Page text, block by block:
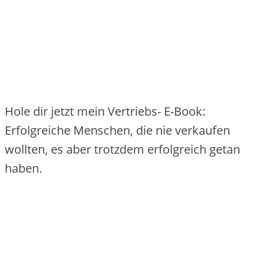
Hole dir jetzt mein Vertriebs- E-Book:
Erfolgreiche Menschen, die nie verkaufen
wollten, es aber trotzdem erfolgreich getan
haben.